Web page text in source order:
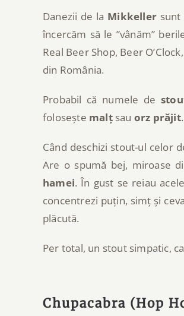
Danezii de la Mikkellersunt
încercăm să le ”vânăm”
Real Beer Shop, Beer
din România.
Probabil că numele de
folosește malțsau orz prăjit.
Când deschizi stout-ul celor
Are o spumă bej, miroase
hamei. În gust se reiau
concentrezi puțin, simț și
plăcută.
Per total, un stout simpatic,
Chupacabra (Hop